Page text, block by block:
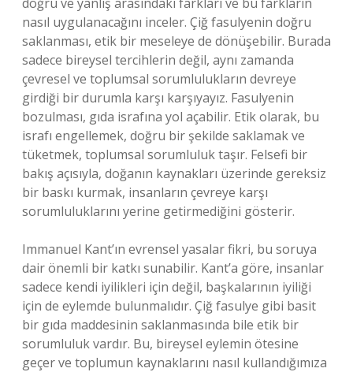
nasıl uygulanacağını inceler. Çiğ fasulyenin doğru
saklanması, etik bir meseleye de dönüşebilir. Burada
sadece bireysel tercihlerin değil, aynı zamanda
çevresel ve toplumsal sorumlulukların devreye
girdiği bir durumla karşı karşıyayız. Fasulyenin
bozulması, gıda israfına yol açabilir. Etik olarak, bu
israfı engellemek, doğru bir şekilde saklamak ve
tüketmek, toplumsal sorumluluk taşır. Felsefi bir
bakış açısıyla, doğanın kaynakları üzerinde gereksiz
bir baskı kurmak, insanların çevreye karşı
sorumluluklarını yerine getirmediğini gösterir.
Immanuel Kant’ın evrensel yasalar fikri, bu soruya
dair önemli bir katkı sunabilir. Kant’a göre, insanlar
sadece kendi iyilikleri için değil, başkalarının iyiliği
için de eylemde bulunmalıdır. Çiğ fasulye gibi basit
bir gıda maddesinin saklanmasında bile etik bir
sorumluluk vardır. Bu, bireysel eylemin ötesine
geçer ve toplumun kaynaklarını nasıl kullandığımıza